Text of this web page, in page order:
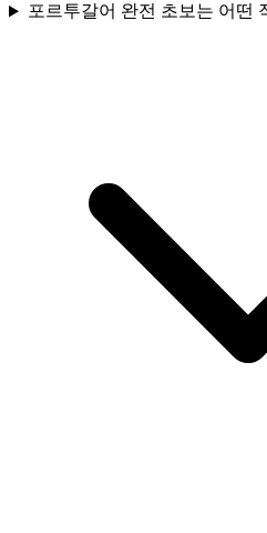
포르투갈어 완전 초보는 어떤